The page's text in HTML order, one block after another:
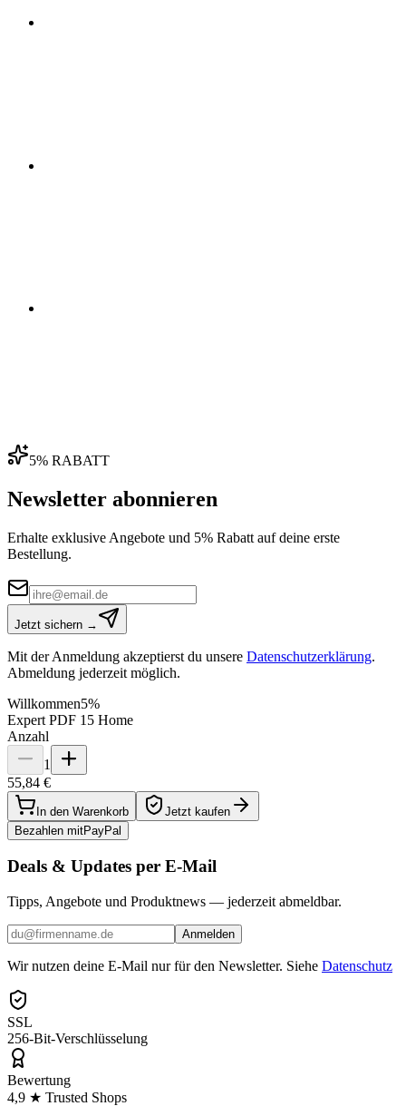
5% RABATT
Newsletter abonnieren
Erhalte exklusive Angebote und 5% Rabatt auf deine erste
Bestellung.
Jetzt sichern →
Mit der Anmeldung akzeptierst du unsere Datenschutzerklärung.
Abmeldung jederzeit möglich.
Willkommen5%
Expert PDF 15 Home
Anzahl
1
55,84 €
In den Warenkorb
Jetzt kaufen
Bezahlen mitPayPal
Deals & Updates per E-Mail
Tipps, Angebote und Produktnews — jederzeit abmeldbar.
Anmelden
Wir nutzen deine E-Mail nur für den Newsletter. Siehe Datenschutz
SSL
256-Bit-Verschlüsselung
Bewertung
4,9 ★ Trusted Shops